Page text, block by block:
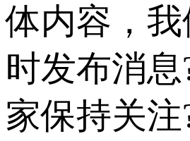
体内容，我
时发布消息
家保持关注?